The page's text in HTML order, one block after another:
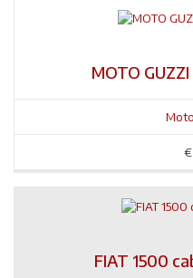
MOTO
€
FIAT 1500